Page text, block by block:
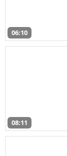
06:10
08:11